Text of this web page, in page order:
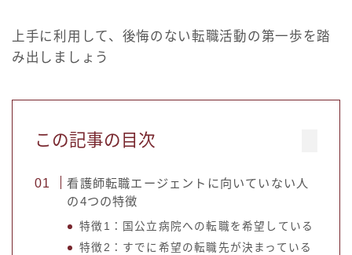
上手に利用して、後悔のない転職活動の第一歩を踏
み出しましょう
この記事の目次
看護師転職エージェントに向いていない人
の4つの特徴
特徴1：国公立病院への転職を希望している
特徴2：すでに希望の転職先が決まっている